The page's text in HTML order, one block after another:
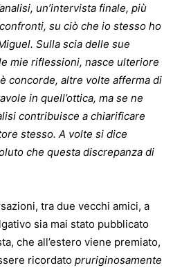
un’intervista finale, più
su ciò che io stesso ho
Sulla scia delle sue
mie riflessioni, nasce ulteriore
concorde, altre volte afferma di
in quell’ottica, ma se ne
contribuisce a chiarificare
stesso. A volte si dice
che questa discrepanza di
tra due vecchi amici, a
sia mai stato pubblicato
che all’estero viene premiato,
ricordato pruriginosamente